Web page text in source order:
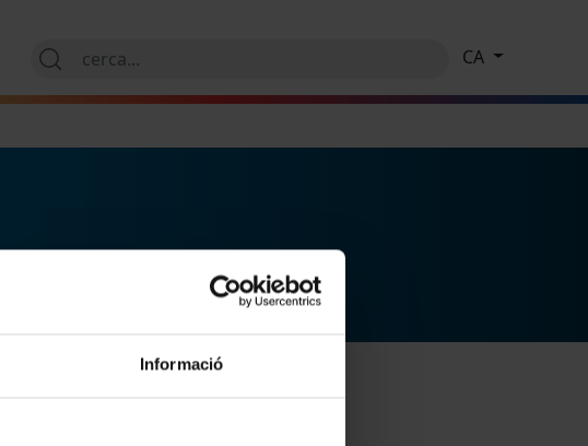
Informació
CA